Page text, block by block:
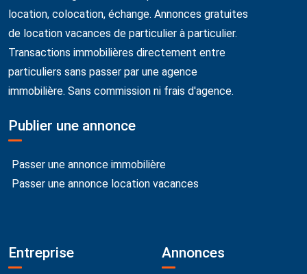
location, colocation, échange. Annonces gratuites
de location vacances de particulier à particulier.
Transactions immobilières directement entre
particuliers sans passer par une agence
immobilière. Sans commission ni frais d'agence.
Publier une annonce
Passer une annonce immobilière
Passer une annonce location vacances
Entreprise Annonces